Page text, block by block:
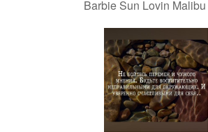
Barbie Sun Lovin Malibu